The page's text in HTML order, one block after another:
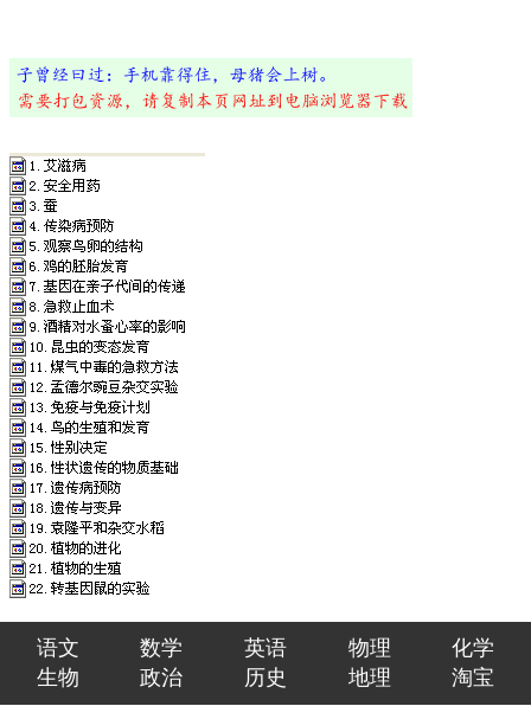
语文 数学 英语 物理
化学
生物
政治 历史 地理 淘宝